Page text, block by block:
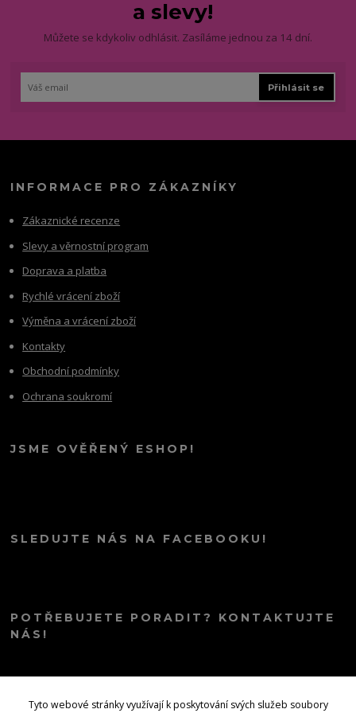
a slevy!
Můžete se kdykoliv odhlásit. Zasíláme jednou za 14 dní.
Přihlásit se
INFORMACE PRO ZÁKAZNÍKY
Zákaznické recenze
Slevy a věrnostní program
Doprava a platba
Rychlé vrácení zboží
Výměna a vrácení zboží
Kontakty
Obchodní podmínky
Ochrana soukromí
JSME OVĚŘENÝ ESHOP!
SLEDUJTE NÁS NA FACEBOOKU!
POTŘEBUJETE PORADIT? KONTAKTUJTE
NÁS!
Tyto webové stránky využívají k poskytování svých služeb soubory